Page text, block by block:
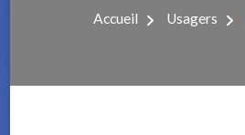
Accueil Usagers